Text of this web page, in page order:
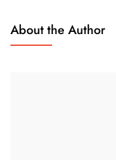
About the Author